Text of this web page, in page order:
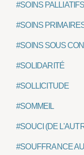
#SOINS PALLIATIFS
#SOINS
#SOINS SOUS
#SOLIDARITÉ
#SOLLICITUDE
#SOMMEIL
#SOUCI (DE
#SOUFFRANCE